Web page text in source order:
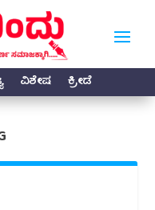
ವಿಶೇಷ ಕ್ರೀಡೆ